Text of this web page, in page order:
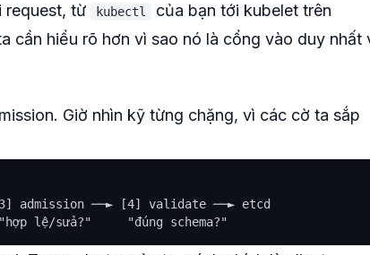
request, từ
kubectl
của bạn tới kubelet trên
cần hiểu rõ hơn vì sao nó là cổng vào duy nhất
Giờ nhìn kỹ từng chặng, vì các cờ ta sắp
admission ──► [4] validate ──► etcd